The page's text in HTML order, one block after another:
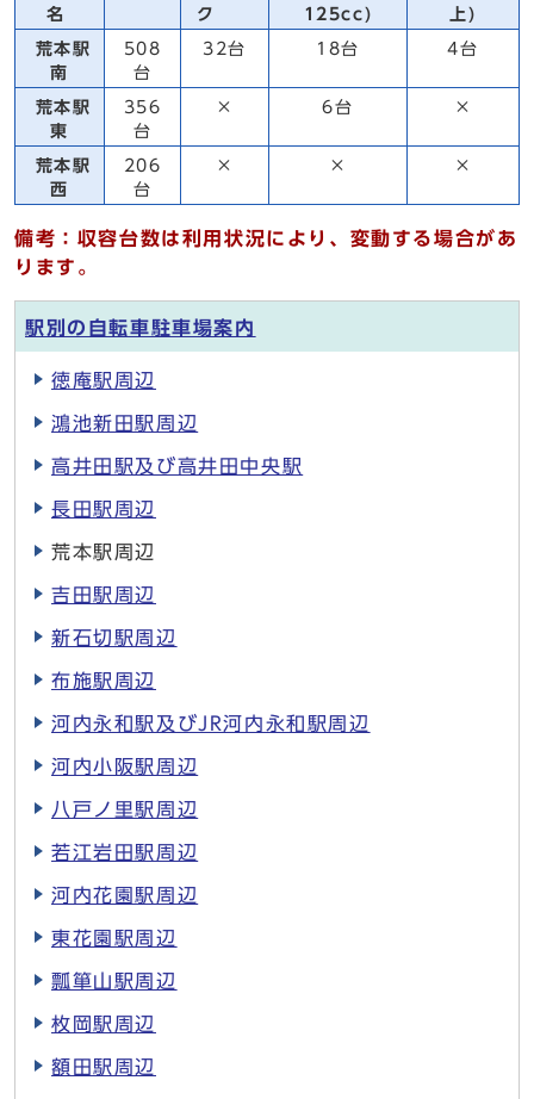
名 ク 125cc) 上)
荒本駅
南
508
台
32台 18台 4台
荒本駅
東
356
台
× 6台 ×
荒本駅
西
206
台
× × ×
備考：収容台数は利用状況により、変動する場合があ
ります。
駅別の自転車駐車場案内
徳庵駅周辺
鴻池新田駅周辺
高井田駅及び高井田中央駅
長田駅周辺
荒本駅周辺
吉田駅周辺
新石切駅周辺
布施駅周辺
河内永和駅及びJR河内永和駅周辺
河内小阪駅周辺
八戸ノ里駅周辺
若江岩田駅周辺
河内花園駅周辺
東花園駅周辺
瓢箪山駅周辺
枚岡駅周辺
額田駅周辺